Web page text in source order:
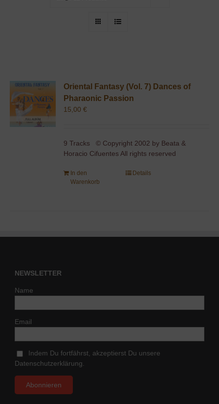
Oriental Fantasy (Vol. 7) Dances of
Pharaonic Passion
15,00€
9 Tracks © Copyright 2002 by Beata &
Horacio Cifuentes All rights reserved
In den
Warenkorb
Details
NEWSLETTER
Name
Email
Indem Du fortfährst, akzeptierst Du unsere
Datenschutzerklärung.